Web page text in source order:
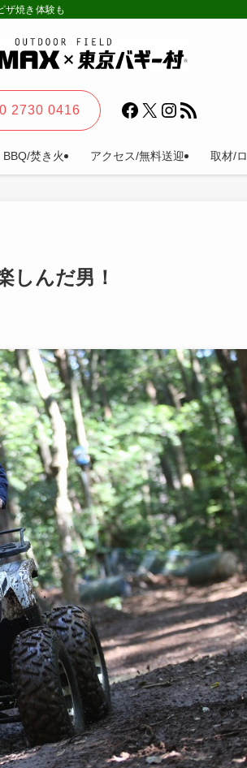
焼き体験も。カーステイ、キャンプ等一日楽しめる!
BBQ/焚き火 アクセス/無料送迎 取材/
2730 0416 Facebook
X Instagram
RSS フィード
しんだ男！